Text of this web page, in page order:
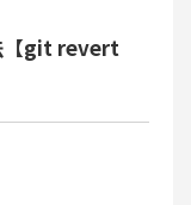
【git revert